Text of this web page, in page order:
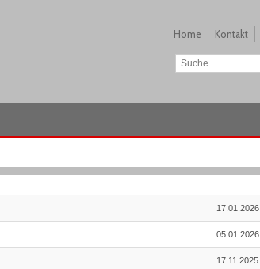
Home Kontakt
17.01.2026
05.01.2026
17.11.2025